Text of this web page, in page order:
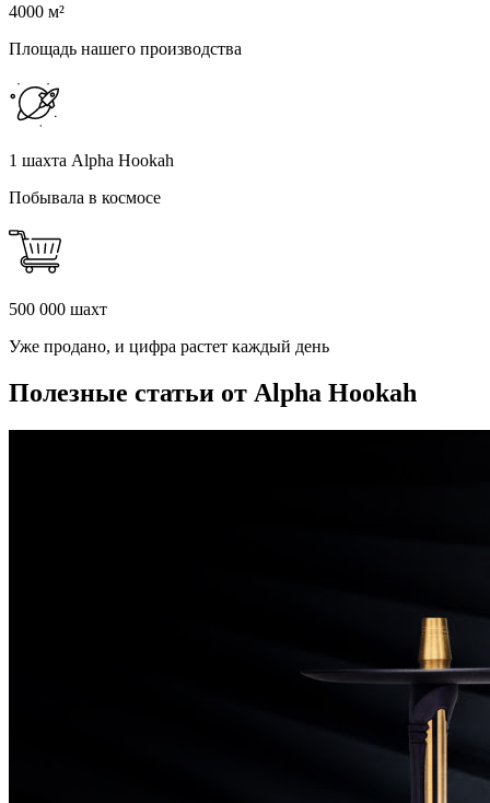
4000 м²
Площадь нашего производства
1 шахта Alpha Hookah
Побывала в космосе
500 000 шахт
Уже продано, и цифра растет каждый день
Полезные статьи от Alpha Hookah